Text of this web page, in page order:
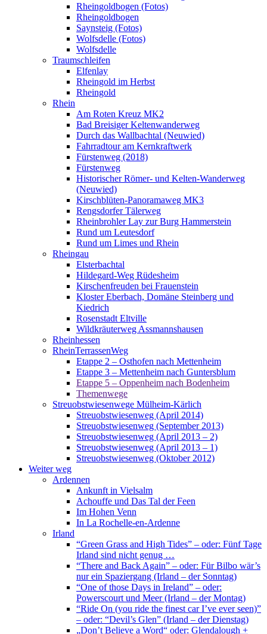
Rheingoldbogen (Fotos)
Rheingoldbogen
Saynsteig (Fotos)
Wolfsdelle (Fotos)
Wolfsdelle
Traumschleifen
Elfenlay
Rheingold im Herbst
Rheingold
Rhein
Am Roten Kreuz MK2
Bad Breisiger Keltenwanderweg
Durch das Wallbachtal (Neuwied)
Fahrradtour am Kernkraftwerk
Fürstenweg (2018)
Fürstenweg
Historischer Römer- und Kelten-Wanderweg
(Neuwied)
Kirschblüten-Panoramaweg MK3
Rengsdorfer Tälerweg
Rheinbrohler Lay zur Burg Hammerstein
Rund um Leutesdorf
Rund um Limes und Rhein
Rheingau
Elsterbachtal
Hildegard-Weg Rüdesheim
Kirschenfreuden bei Frauenstein
Kloster Eberbach, Domäne Steinberg und
Kiedrich
Rosenstadt Eltville
Wildkräuterweg Assmannshausen
Rheinhessen
RheinTerrassenWeg
Etappe 2 – Osthofen nach Mettenheim
Etappe 3 – Mettenheim nach Guntersblum
Etappe 5 – Oppenheim nach Bodenheim
Themenwege
Streuobstwiesenwege Mülheim-Kärlich
Streuobstwiesenweg (April 2014)
Streuobstwiesenweg (September 2013)
Streuobstwiesenweg (April 2013 – 2)
Streuobstwiesenweg (April 2013 – 1)
Streuobstwiesenweg (Oktober 2012)
Weiter weg
Ardennen
Ankunft in Vielsalm
Achouffe und Das Tal der Feen
Im Hohen Venn
In La Rochelle-en-Ardenne
Irland
“Green Grass and High Tides” – oder: Fünf Tage
Irland sind nicht genug …
“There and Back Again” – oder: Für Bilbo wär’s
nur ein Spaziergang (Irland – der Sonntag)
“One of those Days in Ireland” – oder:
Powerscourt und Meer (Irland – der Montag)
“Ride On (you ride the finest car I’ve ever seen)”
– oder: “Devil’s Glen” (Irland – der Dienstag)
„Don’t Believe a Word“ oder: Glendalough +